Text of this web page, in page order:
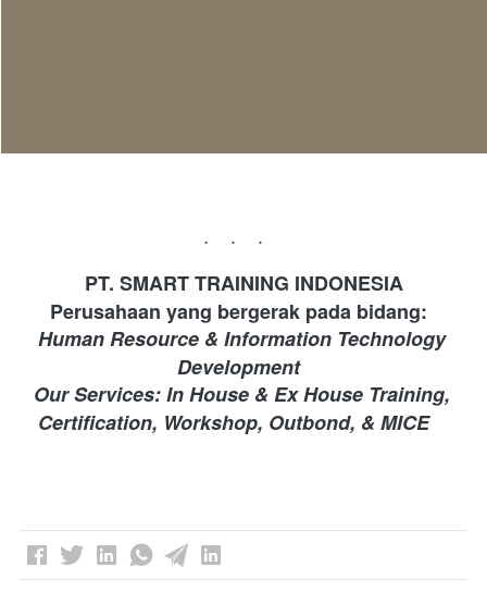
...
PT. SMART TRAINING INDONESIA
Perusahaan yang bergerak pada bidang:
Human Resource & Information Technology
Development
Our Services: In House & Ex House Training,
Certification, Workshop, Outbond, & MICE